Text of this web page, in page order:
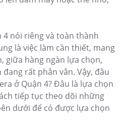
4 nói riêng và toàn thành
là việc làm cần thiết, mang
giữa hàng ngàn lựa chọn,
rất phân vân. Vậy, đâu
ở Quận 4? Đâu là lựa chọn
tiếp tục theo dõi những
dưới để có được lựa chọn